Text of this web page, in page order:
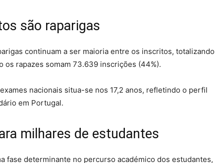
são raparigas
continuam a ser maioria entre os inscritos, totalizando
os rapazes somam 73.639 inscrições (44%).
nacionais situa-se nos 17,2 anos, refletindo o perfil
em Portugal.
milhares de estudantes
fase determinante no percurso académico dos estudantes,